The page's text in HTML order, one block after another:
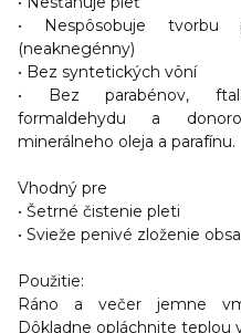
• Nespôsobuje tvorbu
(neaknegénny)
• Bez syntetických vôní
• Bez parabénov,
formaldehydu a
minerálneho oleja a parafínu.
Vhodný pre
• Šetrné čistenie pleti
• Svieže penivé zloženie
Použitie:
Ráno a večer jemne
Dôkladne opláchnite teplou